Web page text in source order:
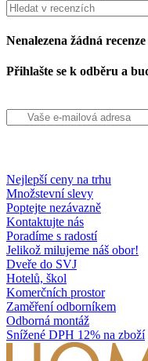
Nenalezena žádná recenze
Přihlašte se k odběru a
Nejlepší ceny na trhu
Množstevní slevy
Poptejte nezávazně
Kontaktujte nás
Poradíme s radostí
Jelikož milujeme náš obor!
Dveře do SVJ
Hotelů, škol
Komerčních prostor
Zaměření odborníkem
Odborná montáž
Snížené DPH 12% na zboží